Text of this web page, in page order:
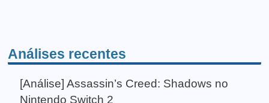
Análises recentes
[Análise] Assassin’s Creed: Shadows no
Nintendo Switch 2